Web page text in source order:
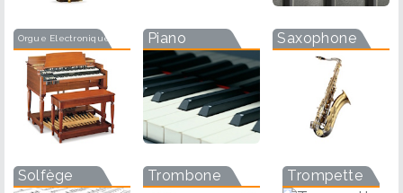
Orgue Electronique Piano Saxophone
Solfège Trombone Trompette